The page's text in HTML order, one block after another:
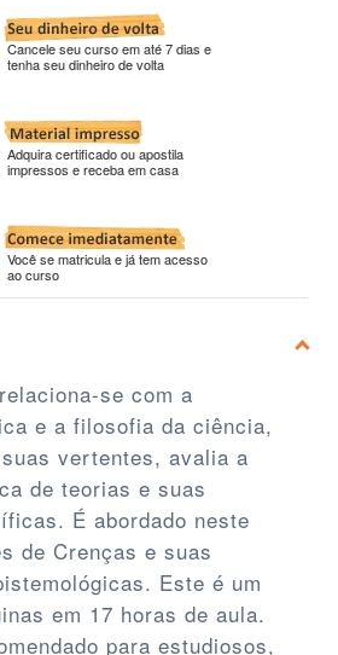
Cancele seu curso em até 7 dias e
tenha seu dinheiro de volta
Adquira certificado ou apostila
impressos e receba em casa
Você se matricula e já tem acesso
ao curso
se com a
e a filosofia da ciência,
vertentes, avalia a
de teorias e suas
É abordado neste
de Crenças e suas
Este é um
em 17 horas de aula.
para estudiosos,